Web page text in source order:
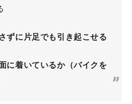
ずに片足でも引き起こせる
に着いているか（バイクを